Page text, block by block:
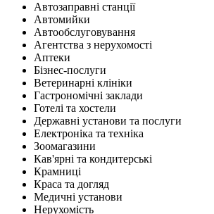
Автозаправні станції
Автомийки
Автообслуговування
Агентства з нерухомості
Аптеки
Бізнес-послуги
Ветеринарні клініки
Гастрономічні заклади
Готелі та хостели
Державні установи та послуги
Електроніка та техніка
Зоомагазини
Кав'ярні та кондитерські
Крамниці
Краса та догляд
Медичні установи
Нерухомість